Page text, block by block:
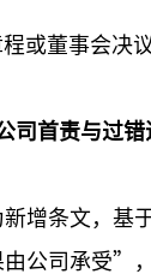
或董事会决
司首责与过错
增条文，基
由公司承受”